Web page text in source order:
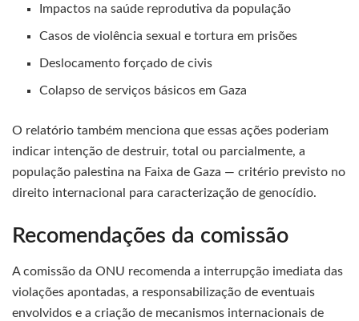
Impactos na saúde reprodutiva da população
Casos de violência sexual e tortura em prisões
Deslocamento forçado de civis
Colapso de serviços básicos em Gaza
O relatório também menciona que essas ações poderiam
indicar intenção de destruir, total ou parcialmente, a
população palestina na Faixa de Gaza — critério previsto no
direito internacional para caracterização de genocídio.
Recomendações da comissão
A comissão da ONU recomenda a interrupção imediata das
violações apontadas, a responsabilização de eventuais
envolvidos e a criação de mecanismos internacionais de